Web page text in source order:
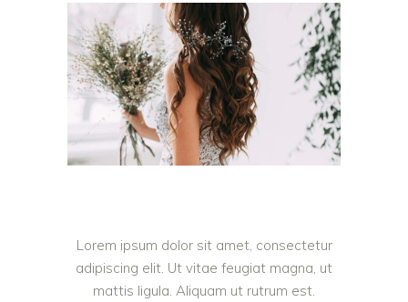
Lorem ipsum dolor sit amet, consectetur
adipiscing elit. Ut vitae feugiat magna, ut
mattis ligula. Aliquam ut rutrum est.